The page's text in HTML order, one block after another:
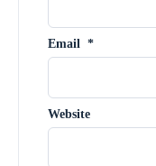
Email *
Website